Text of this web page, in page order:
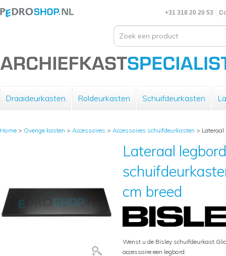
+31 318 20 20 53
Draaideurkasten Roldeurkasten Schuifdeurkasten
Home > Overige kasten > Accessoires > Accessoires schuifdeurkasten > Lateraal
Lateraal
cm breed
Wenst u de Bisley schuifdeurkast
accessoire een legbord.